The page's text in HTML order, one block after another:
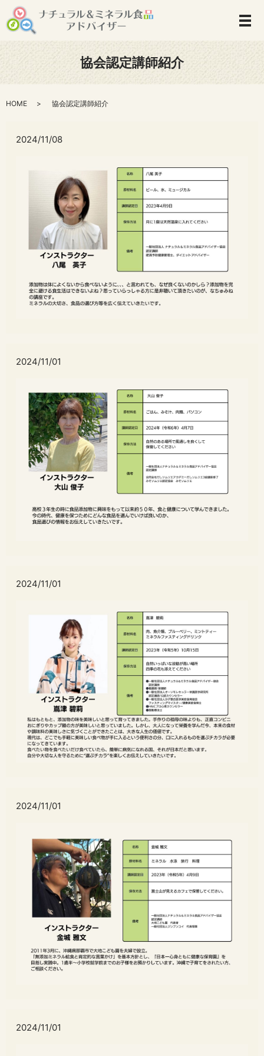
協会認定講師紹介
HOME 協会認定講師紹介
2024/11/08
2024/11/01
2024/11/01
2024/11/01
2024/11/01